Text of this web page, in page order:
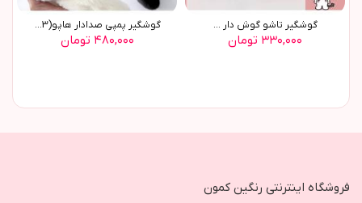
گوشگير تاشو گوش دار ...
۳۳۰,۰۰۰ تومان
گوشگير پمپي صدادار هاپو(9243)
۴۸۰,۰۰۰ تومان
فروشگاه اینترنتی رنگین کمون